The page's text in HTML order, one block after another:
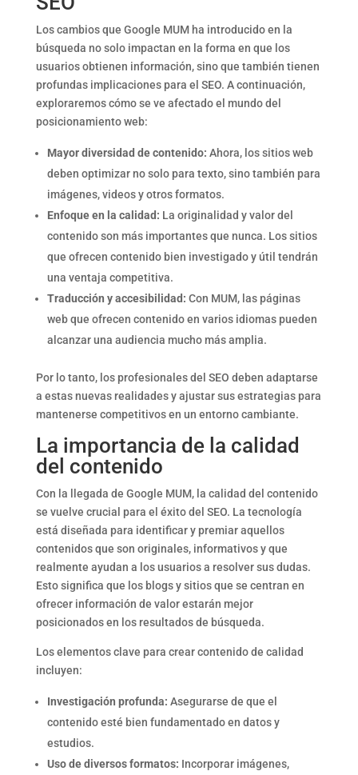
Los cambios que Google MUM ha introducido en la
búsqueda no solo impactan en la forma en que los
usuarios obtienen información, sino que también tienen
profundas implicaciones para el SEO. A continuación,
exploraremos cómo se ve afectado el mundo del
posicionamiento web:
Mayor diversidad de contenido: Ahora, los sitios web
deben optimizar no solo para texto, sino también para
imágenes, videos y otros formatos.
Enfoque en la calidad: La originalidad y valor del
contenido son más importantes que nunca. Los sitios
que ofrecen contenido bien investigado y útil tendrán
una ventaja competitiva.
Traducción y accesibilidad: Con MUM, las páginas
web que ofrecen contenido en varios idiomas pueden
alcanzar una audiencia mucho más amplia.
Por lo tanto, los profesionales del SEO deben adaptarse
a estas nuevas realidades y ajustar sus estrategias para
mantenerse competitivos en un entorno cambiante.
La importancia de la calidad
del contenido
Con la llegada de Google MUM, la calidad del contenido
se vuelve crucial para el éxito del SEO. La tecnología
está diseñada para identificar y premiar aquellos
contenidos que son originales, informativos y que
realmente ayudan a los usuarios a resolver sus dudas.
Esto significa que los blogs y sitios que se centran en
ofrecer información de valor estarán mejor
posicionados en los resultados de búsqueda.
Los elementos clave para crear contenido de calidad
incluyen:
Investigación profunda: Asegurarse de que el
contenido esté bien fundamentado en datos y
estudios.
Uso de diversos formatos: Incorporar imágenes,